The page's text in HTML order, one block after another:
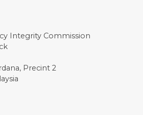
Integrity Commission
Precint 2